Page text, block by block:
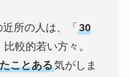
所の人は、「 30
比較的若い方々。
ことある気がしま